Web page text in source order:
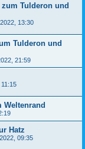
Tulderon und
13:30
Tulderon und
21:59
Weltenrand
Hatz
09:35